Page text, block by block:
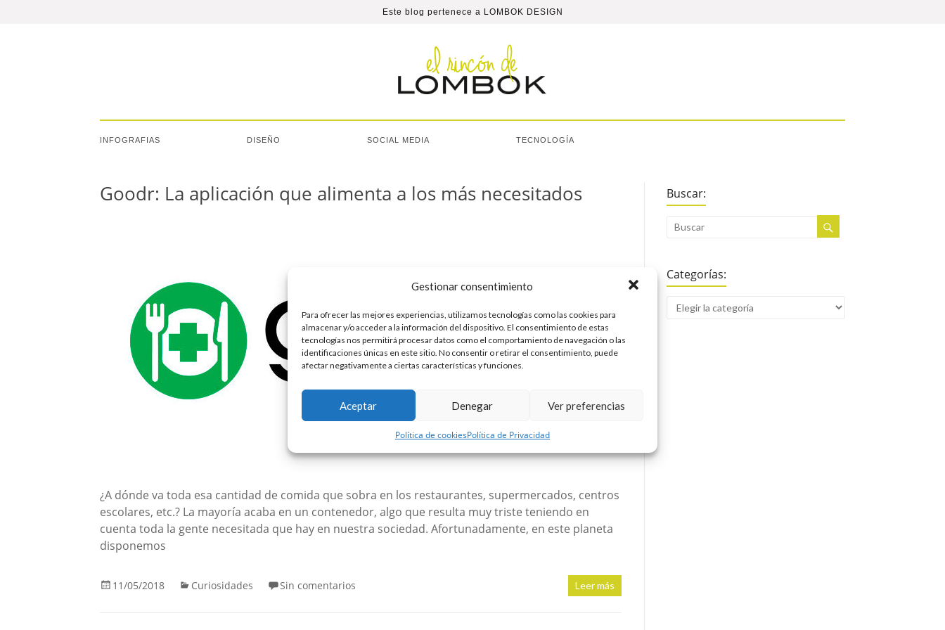
Gestionar consentimiento
Para ofrecer las mejores experiencias, utilizamos tecnologías como las cookies para
almacenar y/o acceder a la información del dispositivo. El consentimiento de estas
tecnologías nos permitirá procesar datos como el comportamiento de navegación o las
identificaciones únicas en este sitio. No consentir o retirar el consentimiento, puede
afectar negativamente a ciertas características y funciones.
Aceptar Denegar Ver preferencias
Política de cookiesPolítica de Privacidad
Este blog pertenece a LOMBOK DESIGN
INFOGRAFIAS DISEÑO SOCIAL MEDIA TECNOLOGÍA
Goodr: La aplicación que alimenta a los más necesitados
¿A dónde va toda esa cantidad de comida que sobra en los restaurantes, supermercados, centros
escolares, etc.? La mayoría acaba en un contenedor, algo que resulta muy triste teniendo en
cuenta toda la gente necesitada que hay en nuestra sociedad. Afortunadamente, en este planeta
disponemos
11/05/2018 Curiosidades Sin comentarios Leer más
Buscar:
Categorías: